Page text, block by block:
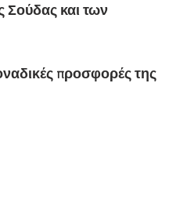
και των
προσφορές της